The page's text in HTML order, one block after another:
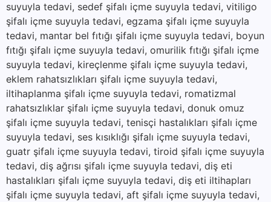
suyuyla tedavi, sedef şifalı içme suyuyla tedavi, vitiligo
şifalı içme suyuyla tedavi, egzama şifalı içme suyuyla
tedavi, mantar bel fıtığı şifalı içme suyuyla tedavi, boyun
fıtığı şifalı içme suyuyla tedavi, omurilik fıtığı şifalı içme
suyuyla tedavi, kireçlenme şifalı içme suyuyla tedavi,
eklem rahatsızlıkları şifalı içme suyuyla tedavi,
iltihaplanma şifalı içme suyuyla tedavi, romatizmal
rahatsızlıklar şifalı içme suyuyla tedavi, donuk omuz
şifalı içme suyuyla tedavi, tenisçi hastalıkları şifalı içme
suyuyla tedavi, ses kısıklığı şifalı içme suyuyla tedavi,
guatr şifalı içme suyuyla tedavi, tiroid şifalı içme suyuyla
tedavi, diş ağrısı şifalı içme suyuyla tedavi, diş eti
hastalıkları şifalı içme suyuyla tedavi, diş eti iltihapları
şifalı içme suyuyla tedavi, aft şifalı içme suyuyla tedavi,